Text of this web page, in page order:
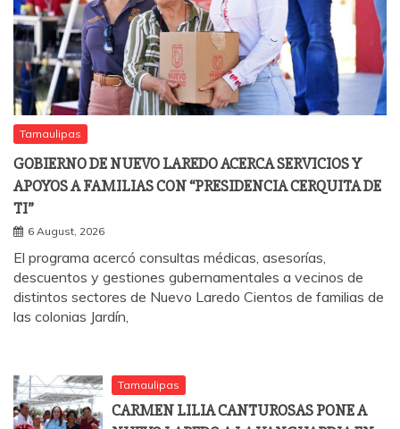
Tamaulipas
GOBIERNO DE NUEVO LAREDO ACERCA SERVICIOS Y
APOYOS A FAMILIAS CON “PRESIDENCIA CERQUITA DE
TI”
6 August, 2026
El programa acercó consultas médicas, asesorías,
descuentos y gestiones gubernamentales a vecinos de
distintos sectores de Nuevo Laredo Cientos de familias de
las colonias Jardín,
Tamaulipas
CARMEN LILIA CANTUROSAS PONE A